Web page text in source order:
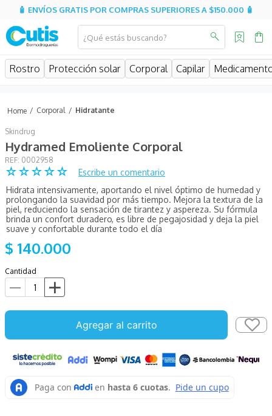
🧴 ENVÍOS GRATIS POR COMPRAS SUPERIORES A $150.000 🧴
¿Qué estás buscando?
Rostro Protección solar Corporal Capilar
Corporal Hidratante
Skindrug
Hydramed Emoliente Corporal
: 0002958
☆☆☆☆☆
Escribe un comentario
Hidrata intensivamente, aportando el nivel óptimo de humedad y
prolongando la suavidad por más tiempo. Mejora la textura de la
piel, reduciendo la sensación de tirantez y aspereza. Su fórmula
brinda un confort duradero, es libre de pegajosidad y deja la piel
suave y confortable durante todo el día
$ 140.000
Cantidad
Agregar al carrito
MÁS BUSCADOS
posay